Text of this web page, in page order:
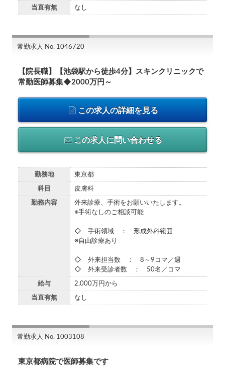
当直有無 なし
常勤求人 No. 1046720
【院長職】【池袋駅から徒歩4分】スキンクリニックで
常勤医師募集◆2000万円～
この求人の詳細を見る
この求人に問い合わせる
勤務地 東京都
科目 皮膚科
勤務内容
外来診療、手術をお願いいたします。
※手術なしのご相談可能
◇ 手術領域 ： 形成外科範囲
※自由診療あり
◇ 外来担当数 ： 8～9コマ／週
◇ 外来受診者数 ： 50名／コマ
給与 2,000万円から
当直有無 なし
常勤求人 No. 1003108
東京都病院で医師募集です